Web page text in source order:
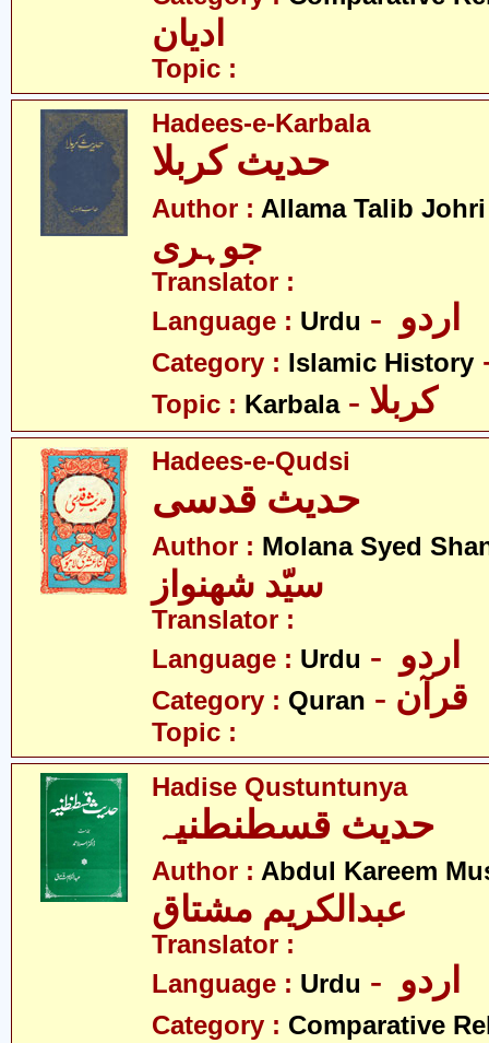
ادیان
Topic :
Hadees-e-Karbala
حدیث کربلا
Author : Allama Talib Johri
جوہری
Translator :
Language : Urdu
Category : Islamic History
Topic : Karbala - کربلا
Hadees-e-Qudsi
حدیث قدسی
Author : Molana Syed
Translator :
Language : Urdu
Category : Quran - قرآن
Topic :
Hadise Qustuntunya
Author : Abdul Kareem
عبدالکریم مشتاق
Translator :
Language : Urdu
Category : Comparative